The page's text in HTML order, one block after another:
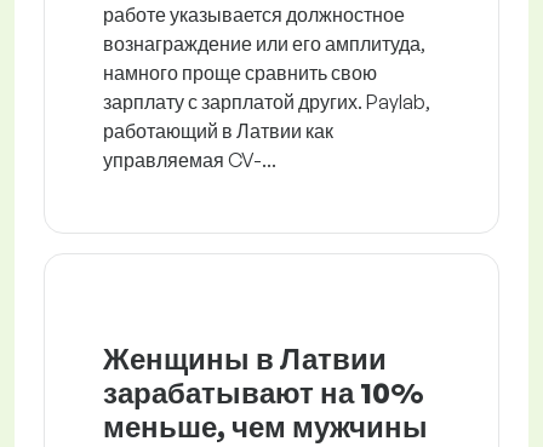
работе указывается должностное
вознаграждение или его амплитуда,
намного проще сравнить свою
зарплату с зарплатой других. Paylab,
работающий в Латвии как
управляемая CV-...
Женщины в Латвии
зарабатывают на 10%
меньше, чем мужчины